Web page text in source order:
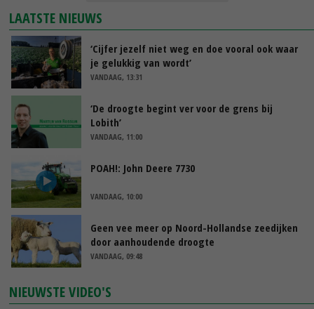
LAATSTE NIEUWS
‘Cijfer jezelf niet weg en doe vooral ook waar
je gelukkig van wordt’
VANDAAG, 13:31
‘De droogte begint ver voor de grens bij
Lobith’
VANDAAG, 11:00
POAH!: John Deere 7730
VANDAAG, 10:00
Geen vee meer op Noord-Hollandse zeedijken
door aanhoudende droogte
VANDAAG, 09:48
NIEUWSTE VIDEO'S